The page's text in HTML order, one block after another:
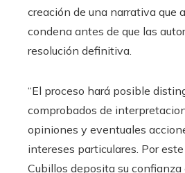
creación de una narrativa que
condena antes de que las
resolución definitiva.
“El proceso hará posible
comprobados de
opiniones y eventuales
intereses particulares. Por
Cubillos deposita su